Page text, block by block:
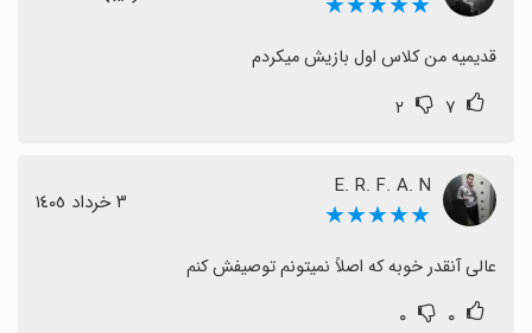
قدیمیه من کلاس اول بازیش میکردم
۷ ۲
E. R. F. A. N
★★★★★ ٣ خرداد ١٤٠٥
عالی آنقدر خوبه که اصلاً نمیتونم توصیفش کنم
۰ ۰